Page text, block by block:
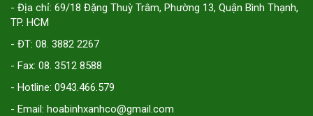
- Địa chỉ: 69/18 Đặng Thuỳ Trâm, Phường 13, Quận Bình Thạnh,
TP. HCM
- ĐT: 08. 3882 2267
- Fax: 08. 3512 8588
- Hotline: 0943.466.579
- Email: hoabinhxanhco@gmail.com